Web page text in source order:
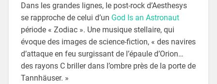
Dans les grandes lignes, le post-rock d’Aesthesys
se rapproche de celui d’un God Is an Astronaut
période « Zodiac ». Une musique stellaire, qui
évoque des images de science-fiction, « des navires
d’attaque en feu surgissant de l’épaule d’Orion…
des rayons C briller dans l’ombre près de la porte de
Tannhäuser. »